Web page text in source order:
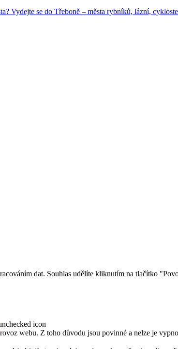
Vydejte se do Třeboně – města rybníků, lázní,
dat. Souhlas udělíte kliknutím na tlačítko
webu. Z toho důvodu jsou povinné a nelze je